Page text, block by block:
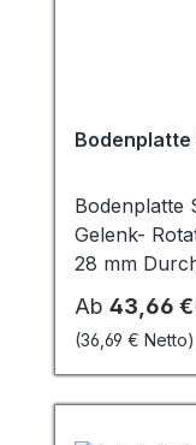
Bodenplatte
Bodenplatte
Gelenk-
28 mm
Beachflags
KG, 20 KG
Ab 43,66
(36,69 € Netto)